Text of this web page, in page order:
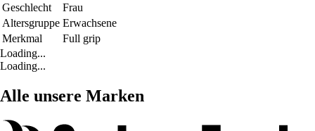
Geschlecht
Frau
Altersgruppe Erwachsene
Merkmal
Full grip
Loading...
Loading...
Alle unsere Marken